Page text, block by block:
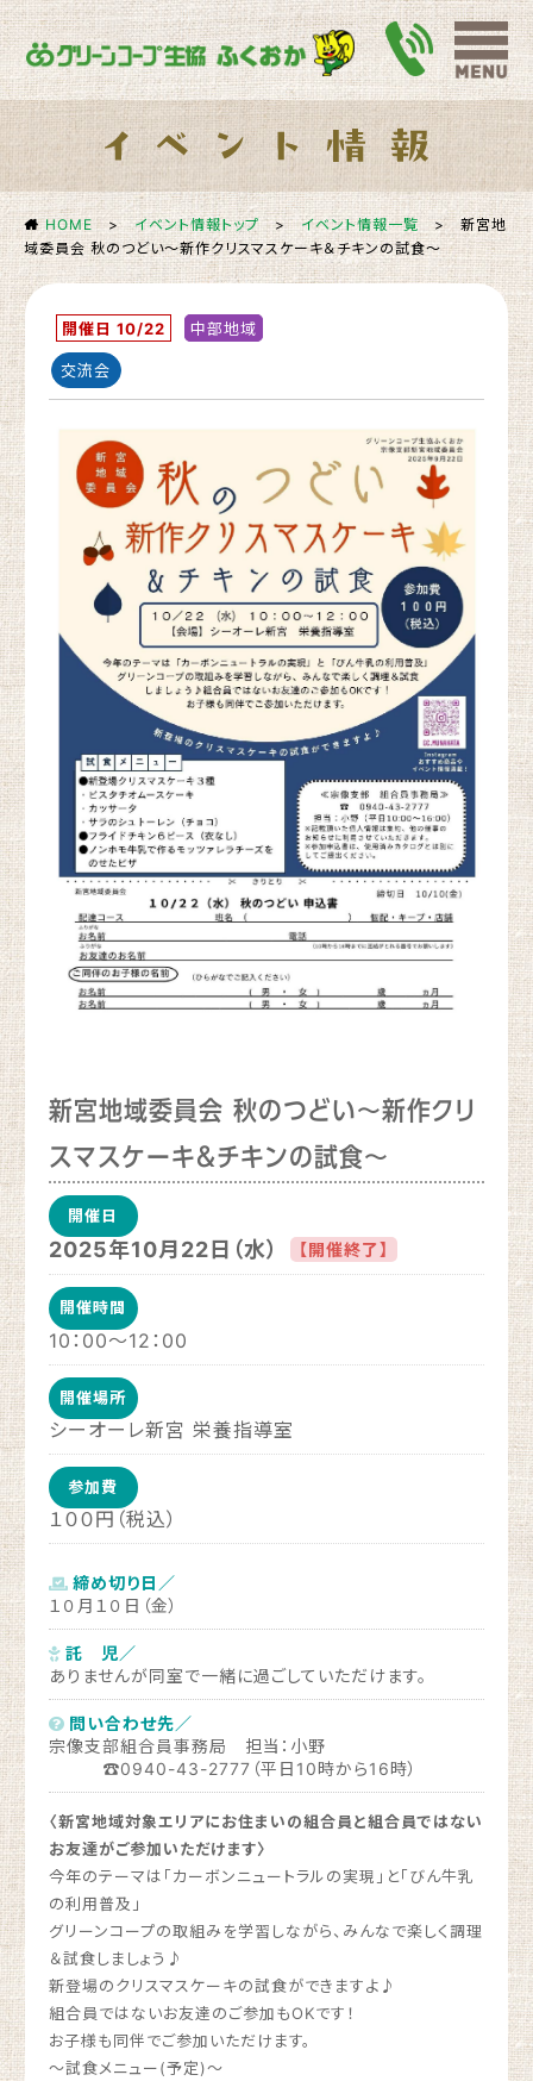
HOME >イベント情報トップ >イベント情報一覧> 新宮地
域委員会 秋のつどい～新作クリスマスケーキ＆チキンの試食～
開催日 10/22 中部地域
交流会
新宮地域委員会 秋のつどい～新作クリ
スマスケーキ＆チキンの試食～
開催日
2025年10月22日（水） 【開催終了】
開催時間
10：00〜12：00
開催場所
シーオーレ新宮 栄養指導室
参加費
１００円（税込）
締め切り日／
１０月１０日（金）
託 児／
ありませんが同室で一緒に過ごしていただけます。
問い合わせ先／
宗像支部組合員事務局 担当：小野
☎0940-43-2777（平日10時から16時）
〈新宮地域対象エリアにお住まいの組合員と組合員ではない
お友達がご参加いただけます〉
今年のテーマは「カーボンニュートラルの実現」と「びん牛乳
の利用普及」
グリーンコープの取組みを学習しながら、みんなで楽しく調理
＆試食しましょう♪
新登場のクリスマスケーキの試食ができますよ♪
組合員ではないお友達のご参加もOKです！
お子様も同伴でご参加いただけます。
～試食メニュー(予定)～